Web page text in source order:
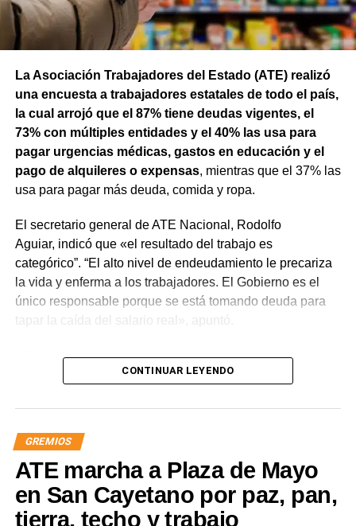
La Asociación Trabajadores del Estado (ATE) realizó
una encuesta a trabajadores estatales de todo el país,
la cual arrojó que el 87% tiene deudas vigentes, el
73% con múltiples entidades y el 40% las usa para
pagar urgencias médicas, gastos en educación y el
pago de alquileres o expensas, mientras que el 37% las
usa para pagar más deuda, comida y ropa.
El secretario general de ATE Nacional, Rodolfo
Aguiar, indicó que «el resultado del trabajo es
categórico”. “El alto nivel de endeudamiento le precariza
la vida y enferma a los trabajadores. El Gobierno es el
único responsable porque se está tomando deuda para
tapar la caída del salario real», apuntó.
«Con techos a las paritarias y negociaciones a la baja, el
crédito reemplaza al salario real. Antes la deuda era un
señaló el dirigente sindical. Sin embargo, advirtió que
«hoy existe un endeudamiento permanente para cubrir
necesidades básicas y no para invertir».
En este marco, Aguiar aseguró que «el Estado es el
verdadero responsable porque ataca al poder adquisitivo
CONTINUAR LEYENDO
GREMIOS
ATE marcha a Plaza de Mayo
en San Cayetano por paz, pan,
tierra, techo y trabajo